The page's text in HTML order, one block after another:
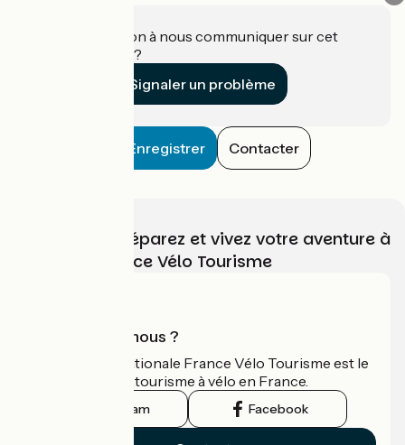
Une information à nous communiquer sur cet
établissement ?
Signaler un problème
Enregistrer Contacter
Choisissez, préparez et vivez votre aventure à
vélo avec France Vélo Tourisme
Qui sommes-nous ?
L'association nationale France Vélo Tourisme est le
guide officiel du tourisme à vélo en France.
Instagram Facebook